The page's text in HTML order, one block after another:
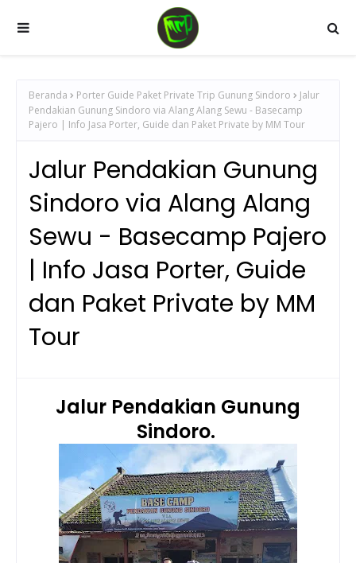
Beranda Porter Guide Paket Private Trip Gunung Sindoro
Jalur
Pendakian Gunung Sindoro via Alang Alang Sewu - Basecamp
Pajero | Info Jasa Porter, Guide dan Paket Private by MM Tour
Jalur Pendakian Gunung
Sindoro via Alang Alang
Sewu - Basecamp Pajero
| Info Jasa Porter, Guide
dan Paket Private by MM
Tour
Jalur Pendakian Gunung
Sindoro.